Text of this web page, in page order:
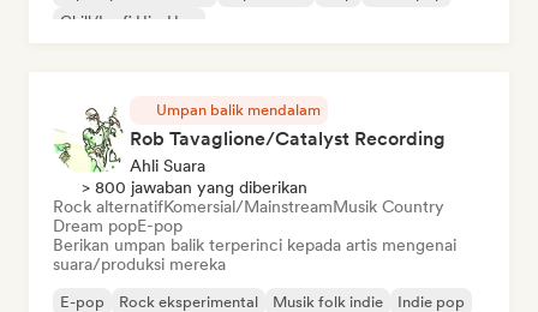
Chill/Lo-fi Hip-Hop
Umpan balik mendalam
Rob Tavaglione/Catalyst Recording
Ahli Suara
> 800 jawaban yang diberikan
Rock alternatifKomersial/MainstreamMusik Country
Dream popE-pop
Berikan umpan balik terperinci kepada artis mengenai
suara/produksi mereka
E-pop Rock eksperimental Musik folk indie
Indie pop